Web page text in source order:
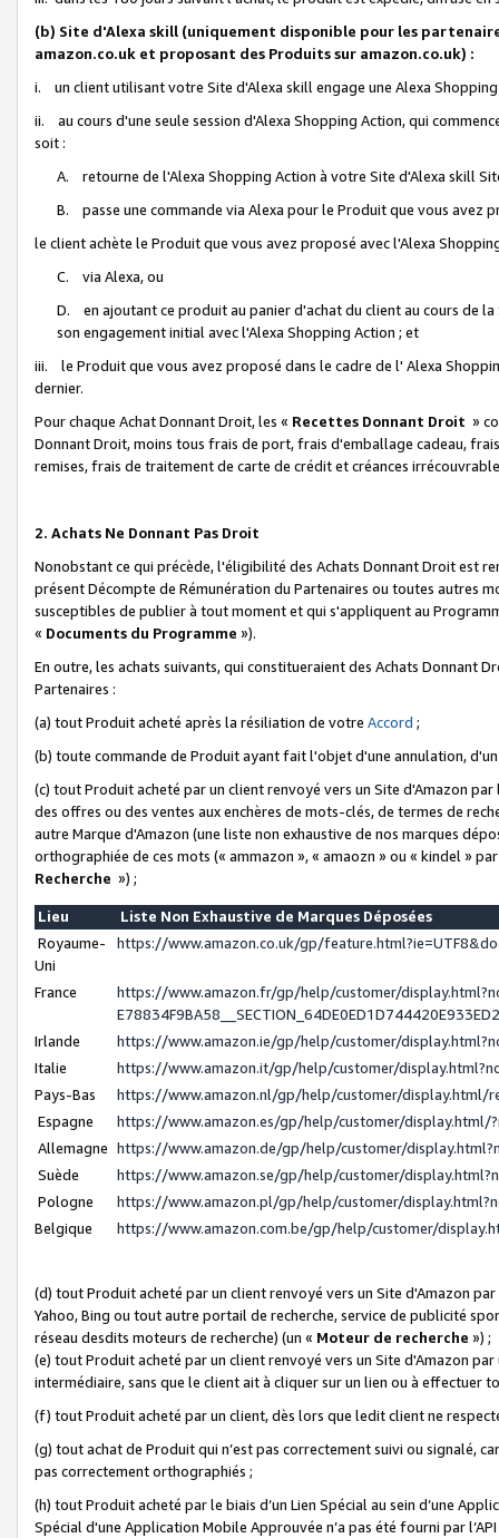
(b) Site d'Alexa skill (uniquement disponible pour les
amazon.co.uk et proposant des Produits sur amazon.co.uk) :
i. un client utilisant votre Site d'Alexa skill engage une Alexa
ii. au cours d'une seule session d'Alexa Shopping Action, qui
soit :
A. retourne de l'Alexa Shopping Action à votre Site d'Alexa skill
B. passe une commande via Alexa pour le Produit que vous avez
le client achète le Produit que vous avez proposé avec l'Alexa
C. via Alexa, ou
D. en ajoutant ce produit au panier d'achat du client au cours de
son engagement initial avec l'Alexa Shopping Action ; et
iii. le Produit que vous avez proposé dans le cadre de l' Alexa
dernier.
Pour chaque Achat Donnant Droit, les « Recettes Donnant Droit »
Donnant Droit, moins tous frais de port, frais d'emballage cadeau,
remises, frais de traitement de carte de crédit et créances
2. Achats Ne Donnant Pas Droit
Nonobstant ce qui précède, l'éligibilité des Achats Donnant Droit est
présent Décompte de Rémunération du Partenaires ou toutes autres
susceptibles de publier à tout moment et qui s'appliquent au
« Documents du Programme »).
En outre, les achats suivants, qui constitueraient des Achats Donnant
Partenaires :
(a) tout Produit acheté après la résiliation de votre Accord ;
(b) toute commande de Produit ayant fait l'objet d'une annulation,
(c) tout Produit acheté par un client renvoyé vers un Site d'Amazon
des offres ou des ventes aux enchères de mots-clés, de termes de
autre Marque d'Amazon (une liste non exhaustive de nos marques
orthographiée de ces mots (« ammazon », « amaozn » ou « kindel »
Recherche ») ;
Lieu
Liste Non Exhaustive de Marques Déposées
Royaume-
Uni
https://www.amazon.co.uk/gp/
France
https://www.amazon.fr/gp/help/customer/
Irlande
https://www.amazon.ie/gp/help/customer/
Italie
https://www.amazon.it/gp/help/customer/
Pays-Bas
https://www.amazon.nl/gp/help/customer/display.html/
Espagne
https://www.amazon.es/gp/help/customer/display.html/
Allemagne https://www.amazon.de/gp/help/customer/
Suède
https://www.amazon.se/gp/help/customer/
Pologne
https://www.amazon.pl/gp/help/customer/
Belgique
https://www.amazon.com.be/gp/help/customer/
(d) tout Produit acheté par un client renvoyé vers un Site d'Amazon
Yahoo, Bing ou tout autre portail de recherche, service de publicité
réseau desdits moteurs de recherche) (un « Moteur de recherche ») ;
(e) tout Produit acheté par un client renvoyé vers un Site d'Amazon
intermédiaire, sans que le client ait à cliquer sur un lien ou à
(f) tout Produit acheté par un client, dès lors que ledit client ne
(g) tout achat de Produit qui n’est pas correctement suivi ou signalé,
pas correctement orthographiés ;
(h) tout Produit acheté par le biais d’un Lien Spécial au sein d’une
Spécial d'une Application Mobile Approuvée n’a pas été fourni par